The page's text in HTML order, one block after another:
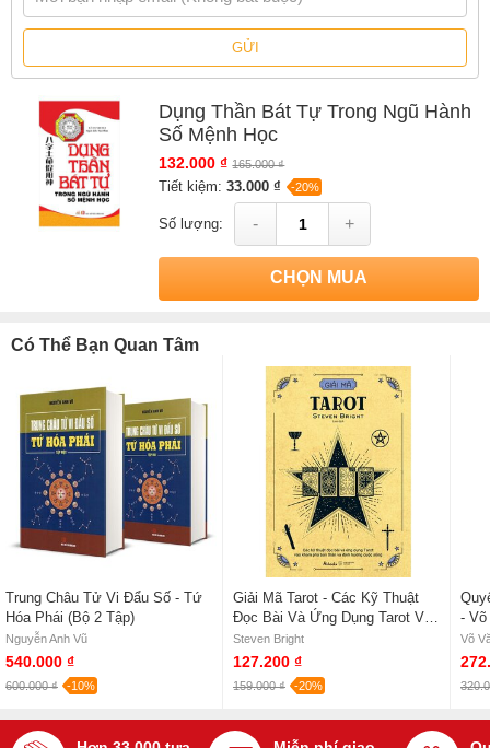
GỬI
Dụng Thần Bát Tự Trong Ngũ Hành
Số Mệnh Học
132.000 ₫ 165.000 ₫
Tiết kiệm:33.000 ₫ -20%
Số lượng: - +
CHỌN MUA
Có Thể Bạn Quan Tâm
Trung Châu Tử Vi Đẩu Số - Tứ
Hóa Phái (Bộ 2 Tập)
Nguyễn Anh Vũ
540.000 ₫
600.000 ₫ -10%
Giải Mã Tarot - Các Kỹ Thuật
Đọc Bài Và Ứng Dụng Tarot Vào
Khám Phá Bản Thân Và Định
Hướng Cuộc Sống - Steven
Steven Bright
127.200 ₫
159.000 ₫ -20%
- Võ
Võ